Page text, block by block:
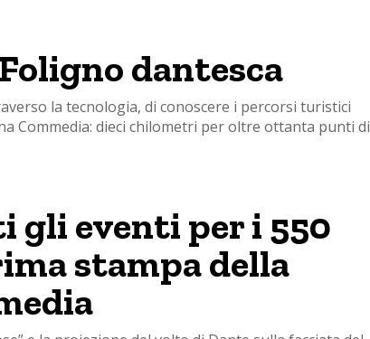
dantesca
la tecnologia, di conoscere i percorsi turistici
Commedia: dieci chilometri per oltre ottanta punti di
gli eventi per i 550
stampa della